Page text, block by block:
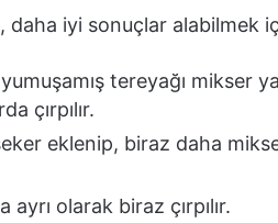
daha iyi sonuçlar alabilmek
tereyağı mikser
çırpılır.
eklenip, biraz daha
olarak biraz çırpılır.